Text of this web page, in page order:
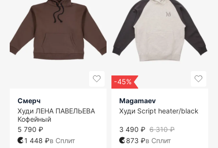
Смерч
Худи ЛЕНА ПАВЕЛЬЕВА
Кофейный
5 790 ₽
1 448 ₽в Сплит
-45%
Magamaev
Худи Script heater/black
6 310 ₽
3 490 ₽
873 ₽в Сплит